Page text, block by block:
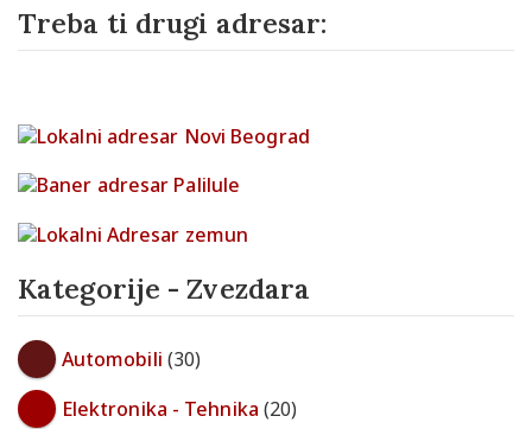
Treba ti drugi adresar:
Kategorije - Zvezdara
Automobili (30)
Elektronika - Tehnika (20)